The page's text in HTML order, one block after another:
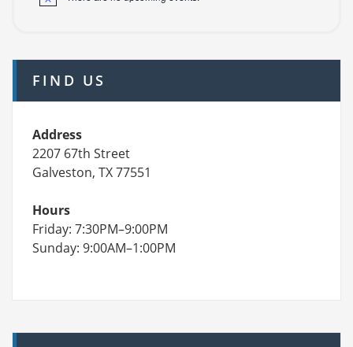
FIND US
Address
2207 67th Street
Galveston, TX 77551
Hours
Friday: 7:30PM–9:00PM
Sunday: 9:00AM–1:00PM